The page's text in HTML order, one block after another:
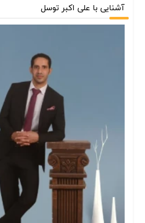
آشنایی با علی اکبر توسل